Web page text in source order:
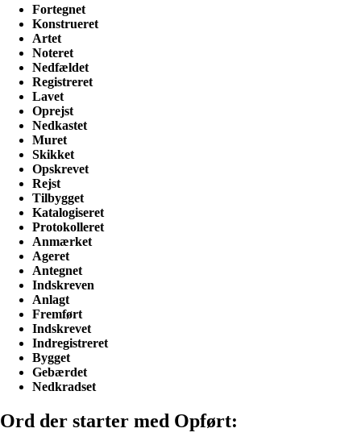
Fortegnet
Konstrueret
Artet
Noteret
Nedfældet
Registreret
Lavet
Oprejst
Nedkastet
Muret
Skikket
Opskrevet
Rejst
Tilbygget
Katalogiseret
Protokolleret
Anmærket
Ageret
Antegnet
Indskreven
Anlagt
Fremført
Indskrevet
Indregistreret
Bygget
Gebærdet
Nedkradset
Ord der starter med Opført: